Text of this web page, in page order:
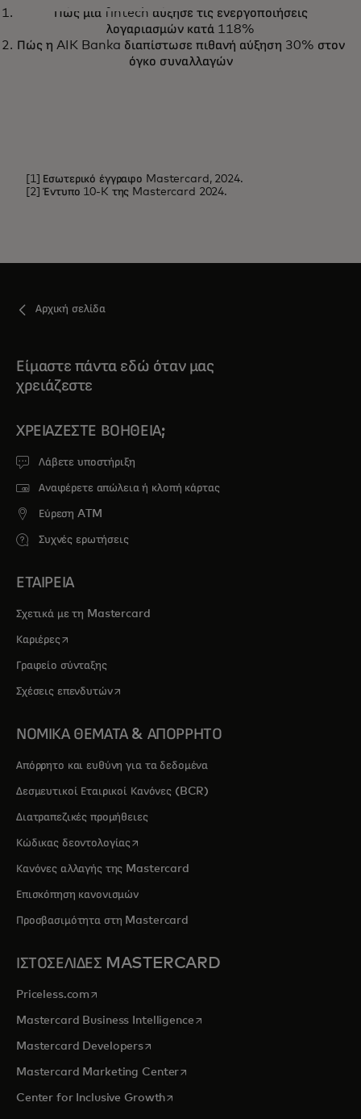
Μάθετε για τις τελευταίες
αναλύσεις και ειδήσεις για την
Τεχνητή Νοημοσύνη από τη
Μάθετε περισσότερα
Πώς μια fintech αύξησε τις ενεργοποιήσεις
λογαριασμών κατά 118%
Πώς η AIK Banka διαπίστωσε πιθανή αύξηση 30% στον
όγκο συναλλαγών
[1] Εσωτερικό έγγραφο Mastercard, 2024.
[2] Έντυπο 10-K της Mastercard 2024.
Αρχική σελίδα
Είμαστε πάντα εδώ όταν μας
χρειάζεστε
ΧΡΕΙΆΖΕΣΤΕ ΒΟΉΘΕΙΑ;
Λάβετε υποστήριξη
Αναφέρετε απώλεια ή κλοπή κάρτας
Εύρεση ATM
Συχνές ερωτήσεις
ΕΤΑΙΡΕΙΑ
Σχετικά με τη Mastercard
Καριέρεςopens in a new tab
Γραφείο σύνταξης
Σχέσεις επενδυτώνopens in a new tab
ΝΟΜΙΚΑ ΘΕΜΑΤΑ & ΑΠΟΡΡΗΤΟ
Απόρρητο και ευθύνη για τα δεδομένα
Δεσμευτικοί Εταιρικοί Κανόνες (BCR)
Διατραπεζικές προμήθειες
Κώδικας δεοντολογίαςopens in a new tab
Κανόνες αλλαγής της Mastercard
Επισκόπηση κανονισμών
Προσβασιμότητα στη Mastercard
ΙΣΤΟΣΕΛΙΔΕΣ MASTERCARD
Priceless.com opens in a new tab
Mastercard Business Intelligenceopens in a new tab
Mastercard Developersopens in a new tab
Mastercard Marketing Centeropens in a new tab
Center for Inclusive Growthopens in a new tab